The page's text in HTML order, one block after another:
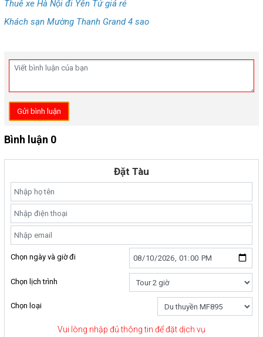
Thuê xe Hà Nội đi Yên Tử giá rẻ
Khách sạn Mường Thanh Grand 4 sao
Gửi bình luận
Bình luận 0
Đặt Tàu
Chọn ngày và giờ đi
Chọn lịch trình
Chọn loại
Vui lòng nhập đủ thông tin để đặt dịch vụ